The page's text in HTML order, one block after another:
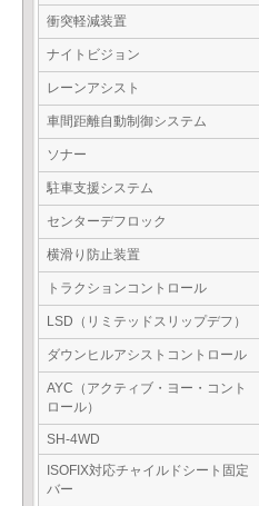
衝突軽減装置
ナイトビジョン
レーンアシスト
車間距離自動制御システム
ソナー
駐車支援システム
センターデフロック
横滑り防止装置
トラクションコントロール
LSD（リミテッドスリップデフ）
ダウンヒルアシストコントロール
AYC（アクティブ・ヨー・コント
ロール）
SH-4WD
ISOFIX対応チャイルドシート固定
バー